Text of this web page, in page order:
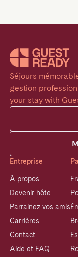
Séjours
gestion
your stay with
Entreprise
À propos
Devenir hôte
Parrainez vos amis
Carrières
Contact
Aide et FAQ